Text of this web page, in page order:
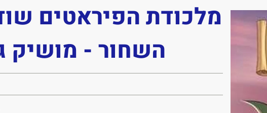
מלכודת הפיראטים
השחור - מושיק